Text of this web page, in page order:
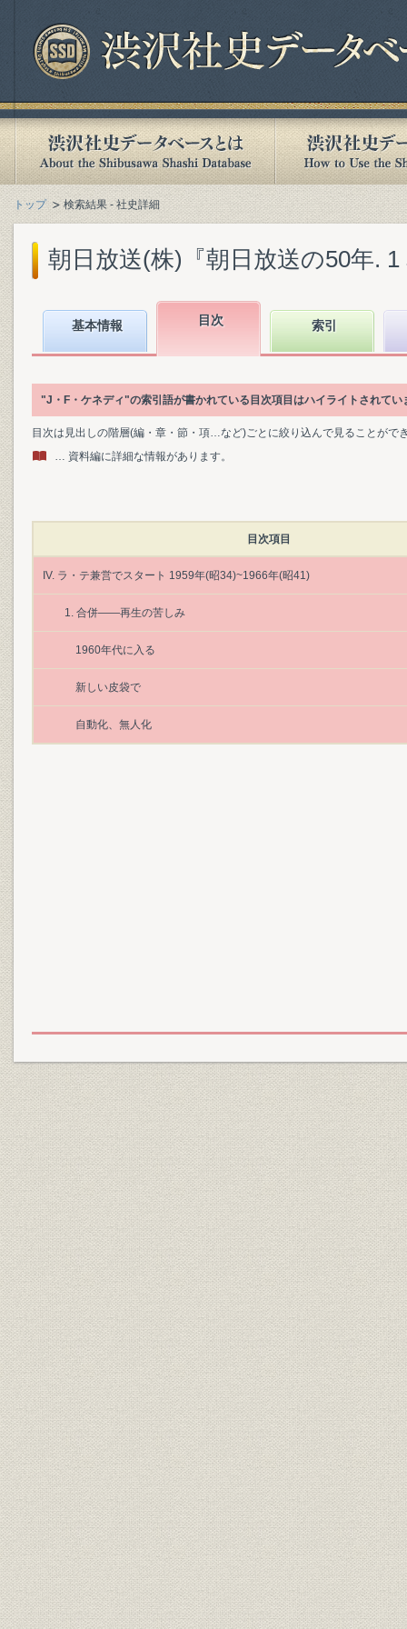
トップ 検索結果 - 社史詳細
朝日放送(株)『朝日放送の50年.
基本情報 目次 索引
"J・F・ケネディ"の索引語が書かれている目次項目はハイライトされてい
目次は見出しの階層(編・章・節・項…など)ごとに絞り込んで見ることがで
… 資料編に詳細な情報があります。
目次項目
IV. ラ・テ兼営でスタート 1959年(昭34)~1966年(昭41)
1. 合併――再生の苦しみ
1960年代に入る
新しい皮袋で
自動化、無人化